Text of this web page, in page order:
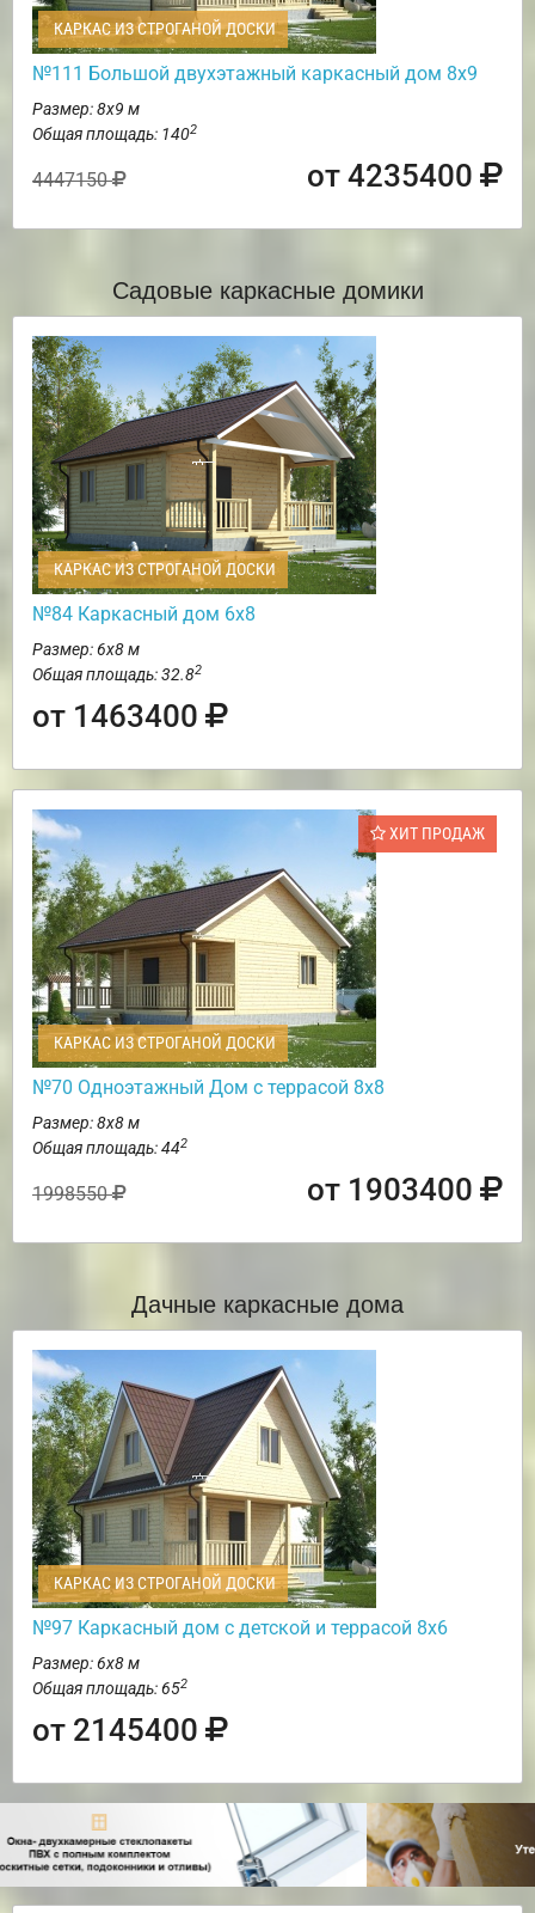
КАРКАС ИЗ СТРОГАНОЙ ДОСКИ
№111 Большой двухэтажный каркасный дом 8х9
Размер: 8х9 м
Общая площадь: 1402
4447150 от 4235400
Садовые каркасные домики
КАРКАС ИЗ СТРОГАНОЙ ДОСКИ
№84 Каркасный дом 6х8
Размер: 6х8 м
Общая площадь: 32.82
от 1463400
ХИТ ПРОДАЖ
КАРКАС ИЗ СТРОГАНОЙ ДОСКИ
№70 Одноэтажный Дом с террасой 8х8
Размер: 8х8 м
Общая площадь: 442
1998550 от 1903400
Дачные каркасные дома
КАРКАС ИЗ СТРОГАНОЙ ДОСКИ
№97 Каркасный дом с детской и террасой 8х6
Размер: 6х8 м
Общая площадь: 652
от 2145400